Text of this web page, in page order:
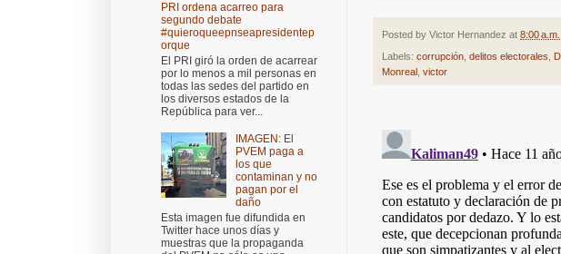
Posted by Victor Hernandez at 8:00 a.m.
Labels: corrupción delitos electorales
Monreal victor
PRI ordena acarreo para
segundo debate
#quieroqueepnseapresidentep
orque
El PRI giró la orden de acarrear
por lo menos a mil personas en
todas las sedes del partido en
los diversos estados de la
República para ver...
IMAGEN: El
PVEM paga a
los que
contaminan y no
pagan por el
daño
Esta imagen fue difundida en
Twitter hace unos días y
muestras que la propaganda